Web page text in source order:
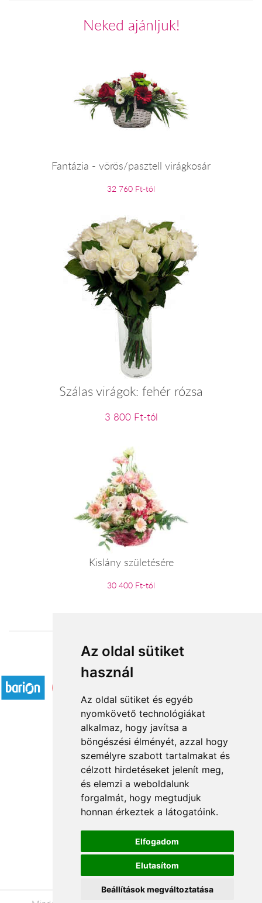
Az oldal sütiket
használ
Az oldal sütiket és egyéb
nyomkövető technológiákat
alkalmaz, hogy javítsa a
böngészési élményét, azzal hogy
személyre szabott tartalmakat és
célzott hirdetéseket jelenít meg,
és elemzi a weboldalunk
forgalmát, hogy megtudjuk
honnan érkeztek a látogatóink.
Elfogadom
Elutasítom
Beállítások megváltoztatása
Neked ajánljuk!
Fantázia - vörös/pasztell virágkosár
32 760 Ft-tól
Szálas virágok: fehér rózsa
3 800 Ft-tól
Kislány születésére
30 400 Ft-tól
Elfogadott fizetési módok
Rólunk
Általános információ
Kapcsolat
Partnereink
Virágüzletek
Á.SZ.F.
Impresszum
Adatkezelési tájékoztató